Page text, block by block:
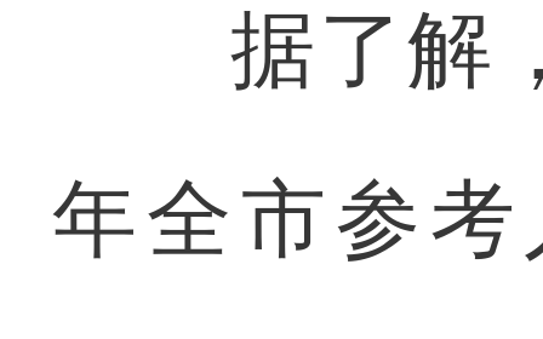
据了解，
年全市参